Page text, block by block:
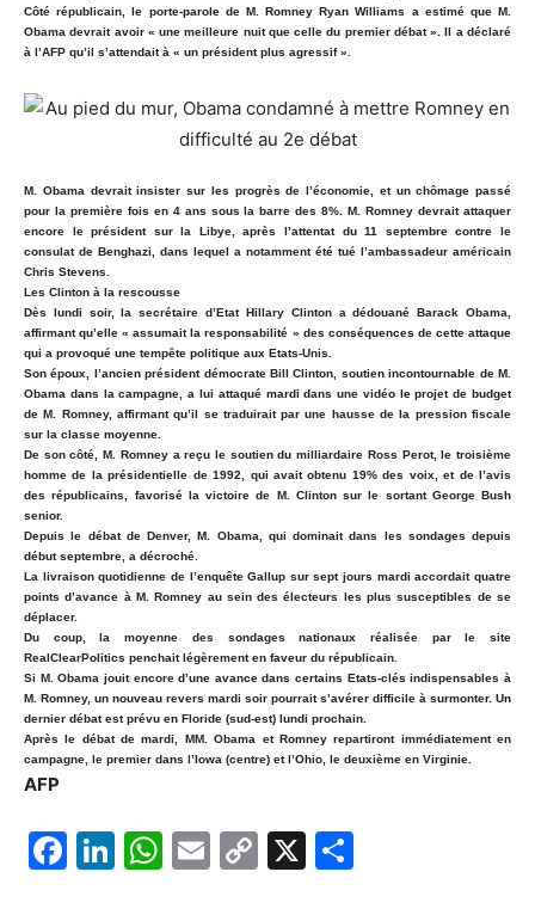
Côté républicain, le porte-parole de M. Romney Ryan Williams a estimé que M.
Obama devrait avoir « une meilleure nuit que celle du premier débat ». Il a déclaré
à l’AFP qu’il s’attendait à « un président plus agressif ».
M. Obama devrait insister sur les progrès de l’économie, et un chômage passé
pour la première fois en 4 ans sous la barre des 8%. M. Romney devrait attaquer
encore le président sur la Libye, après l’attentat du 11 septembre contre le
consulat de Benghazi, dans lequel a notamment été tué l’ambassadeur américain
Chris Stevens.
Les Clinton à la rescousse
Dès lundi soir, la secrétaire d’Etat Hillary Clinton a dédouané Barack Obama,
affirmant qu’elle « assumait la responsabilité » des conséquences de cette attaque
qui a provoqué une tempête politique aux Etats-Unis.
Son époux, l’ancien président démocrate Bill Clinton, soutien incontournable de M.
Obama dans la campagne, a lui attaqué mardi dans une vidéo le projet de budget
de M. Romney, affirmant qu’il se traduirait par une hausse de la pression fiscale
sur la classe moyenne.
De son côté, M. Romney a reçu le soutien du milliardaire Ross Perot, le troisième
homme de la présidentielle de 1992, qui avait obtenu 19% des voix, et de l’avis
des républicains, favorisé la victoire de M. Clinton sur le sortant George Bush
senior.
Depuis le débat de Denver, M. Obama, qui dominait dans les sondages depuis
début septembre, a décroché.
La livraison quotidienne de l’enquête Gallup sur sept jours mardi accordait quatre
points d’avance à M. Romney au sein des électeurs les plus susceptibles de se
déplacer.
Du coup, la moyenne des sondages nationaux réalisée par le site
RealClearPolitics penchait légèrement en faveur du républicain.
Si M. Obama jouit encore d’une avance dans certains Etats-clés indispensables à
M. Romney, un nouveau revers mardi soir pourrait s’avérer difficile à surmonter. Un
dernier débat est prévu en Floride (sud-est) lundi prochain.
Après le débat de mardi, MM. Obama et Romney repartiront immédiatement en
campagne, le premier dans l’Iowa (centre) et l’Ohio, le deuxième en Virginie.
AFP
F
Li W E
C
X